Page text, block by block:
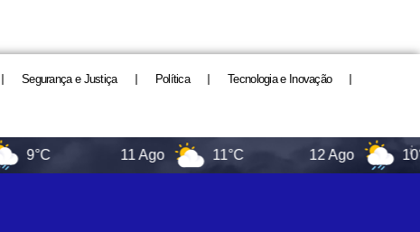
Segurança e Justiça Política Tecnologia e Inovação
11°C 10°C